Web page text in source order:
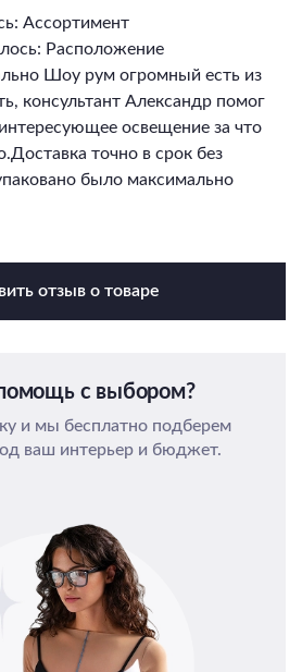
Ассортимент
Расположение
Шоу рум огромный есть из
консультант Александр помог
освещение за что
точно в срок без
было максимально
отзыв о товаре
с выбором?
и мы бесплатно подберем
ваш интерьер и бюджет.